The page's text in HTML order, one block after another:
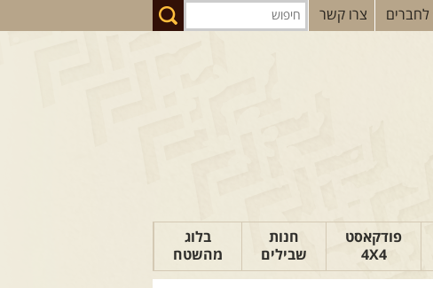
לחברים צרו קשר
פודקאסט
4X4
חנות
שבילים
בלוג
מהשטח